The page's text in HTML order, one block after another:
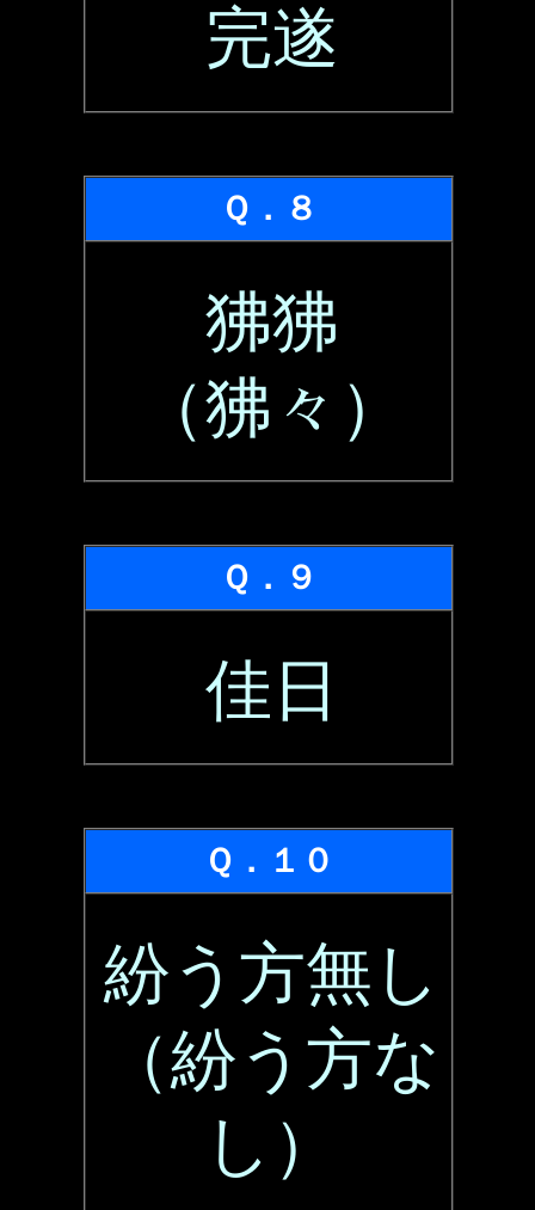
完遂
Ｑ．８
狒狒
（狒々）
Ｑ．９
佳日
Ｑ．１０
紛う方無し
（紛う方な
し）